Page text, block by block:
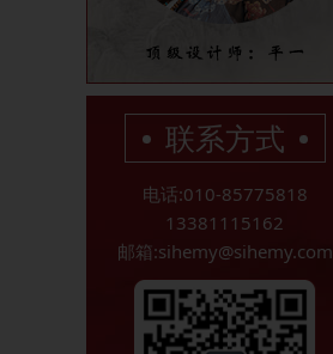
联系方式
电话:010-85775818
13381115162
邮箱:sihemy@sihemy.com